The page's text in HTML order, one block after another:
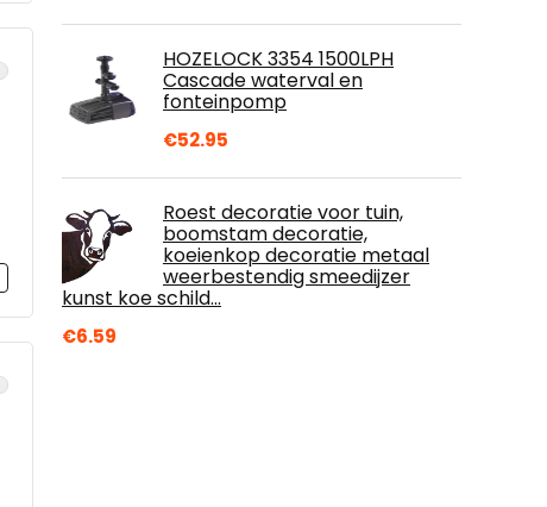
HOZELOCK 3354 1500LPH
Cascade waterval en
fonteinpomp
€52.95
Roest decoratie voor tuin,
boomstam decoratie,
koeienkop decoratie metaal
weerbestendig smeedijzer
kunst koe schild…
€6.59